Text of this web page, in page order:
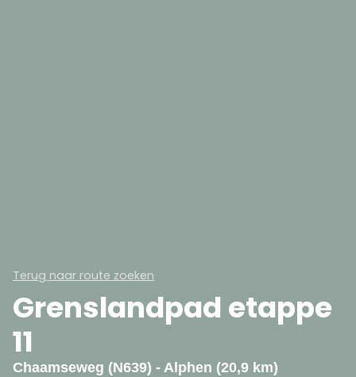
Terug naar route zoeken
Grenslandpad etappe
11
Chaamseweg (N639) - Alphen (20,9 km)